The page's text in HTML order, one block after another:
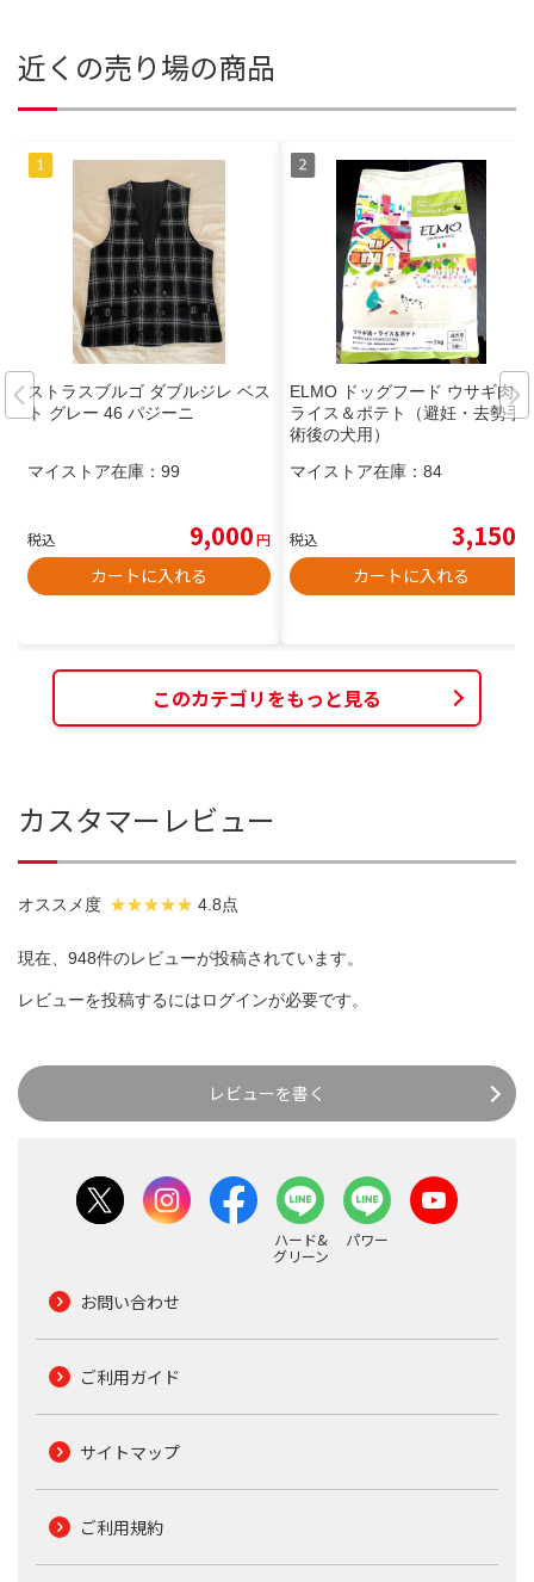
近くの売り場の商品
ストラスブルゴ ダブルジレ ベス
ト グレー 46 パジーニ
マイストア在庫： 99
税込 9,000円
カートに入れる
ELMO ドッグフード ウサギ肉・
ライス＆ポテト（避妊・去勢手
術後の犬用）
マイストア在庫： 84
税込 3,150
カートに入れる
このカテゴリをもっと見る
カスタマーレビュー
オススメ度 4.8点
現在、948件のレビューが投稿されています。
レビューを投稿するにはログインが必要です。
レビューを書く
ハード&
グリーン
パワー
お問い合わせ
ご利用ガイド
サイトマップ
ご利用規約